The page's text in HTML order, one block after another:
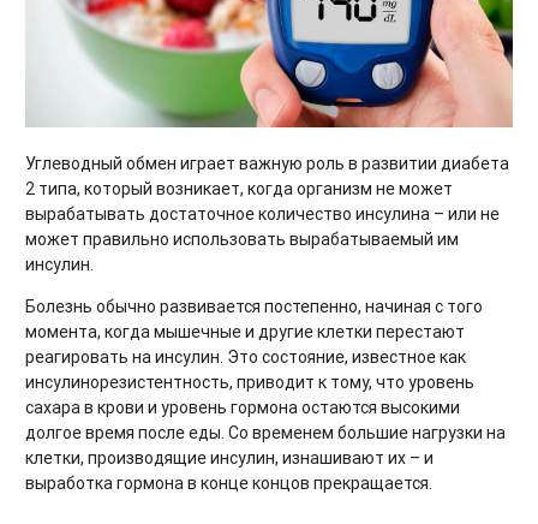
Углеводный обмен играет важную роль в развитии диабета
2 типа, который возникает, когда организм не может
вырабатывать достаточное количество инсулина – или не
может правильно использовать вырабатываемый им
инсулин.
Болезнь обычно развивается постепенно, начиная с того
момента, когда мышечные и другие клетки перестают
реагировать на инсулин. Это состояние, известное как
инсулинорезистентность, приводит к тому, что уровень
сахара в крови и уровень гормона остаются высокими
долгое время после еды. Со временем большие нагрузки на
клетки, производящие инсулин, изнашивают их – и
выработка гормона в конце концов прекращается.